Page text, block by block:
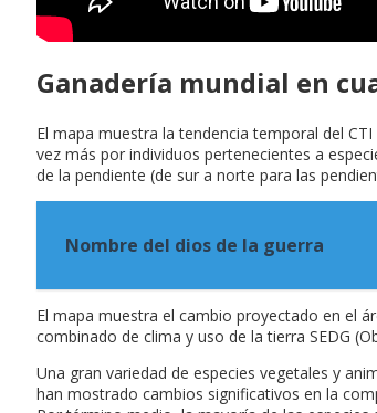
Ganadería mundial en
El mapa muestra la tendencia temporal del
vez más por individuos pertenecientes a
de la pendiente (de sur a norte para las
Nombre del dios de la guerra
El mapa muestra el cambio proyectado en el
combinado de clima y uso de la tierra SEDG
Una gran variedad de especies vegetales y
han mostrado cambios significativos en la